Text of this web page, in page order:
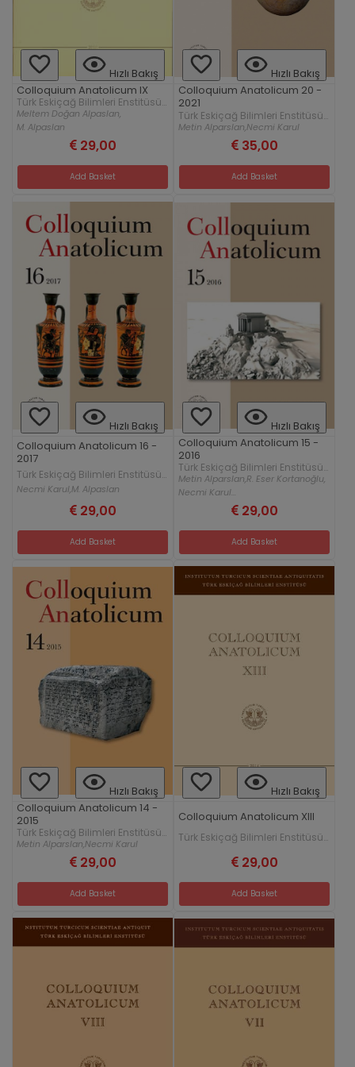
Hızlı Bakış
Colloquium Anatolicum IX
Türk Eskiçağ Bilimleri Enstitüsü
Yayınları
Meltem Doğan Alpaslan,
M. Alpaslan
29,00
Add Basket
Hızlı Bakış
Colloquium Anatolicum 20 -
2021
Türk Eskiçağ Bilimleri Enstitüsü
Yayınları
Metin Alparslan,Necmi Karul
35,00
Add Basket
Hızlı Bakış
Colloquium Anatolicum 16 -
2017
Türk Eskiçağ Bilimleri Enstitüsü
Yayınları
Necmi Karul,M. Alpaslan
29,00
Add Basket
Hızlı Bakış
Colloquium Anatolicum 15 -
2016
Türk Eskiçağ Bilimleri Enstitüsü
Yayınları
Metin Alparslan,R. Eser Kortanoğlu,
Necmi Karul...
29,00
Add Basket
Hızlı Bakış
Colloquium Anatolicum 14 -
2015
Türk Eskiçağ Bilimleri Enstitüsü
Yayınları
Metin Alparslan,Necmi Karul
29,00
Add Basket
Hızlı Bakış
Colloquium Anatolicum XIII
Türk Eskiçağ Bilimleri Enstitüsü
29,00
Add Basket